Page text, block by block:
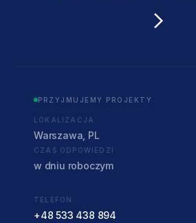
PRZYJMUJEMY PROJEKTY
LOKALIZACJA
Warszawa, PL
CZAS ODPOWIEDZI
w dniu roboczym
TELEFON
+48 533 438 894